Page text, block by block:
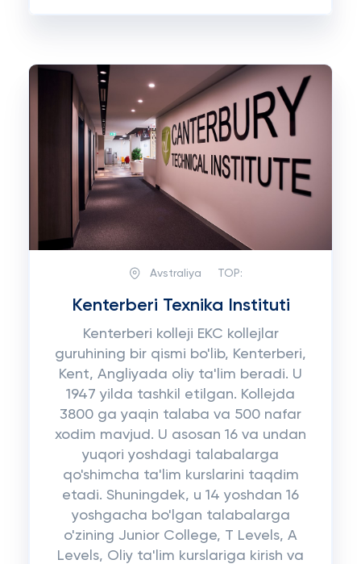
Avstraliya TOP:
Kenterberi Texnika Instituti
Kenterberi kolleji EKC kollejlar
guruhining bir qismi bo'lib, Kenterberi,
Kent, Angliyada oliy ta'lim beradi. U
1947 yilda tashkil etilgan. Kollejda
3800 ga yaqin talaba va 500 nafar
xodim mavjud. U asosan 16 va undan
yuqori yoshdagi talabalarga
qo'shimcha ta'lim kurslarini taqdim
etadi. Shuningdek, u 14 yoshdan 16
yoshgacha bo'lgan talabalarga
o'zining Junior College, T Levels, A
Levels, Oliy ta'lim kurslariga kirish va